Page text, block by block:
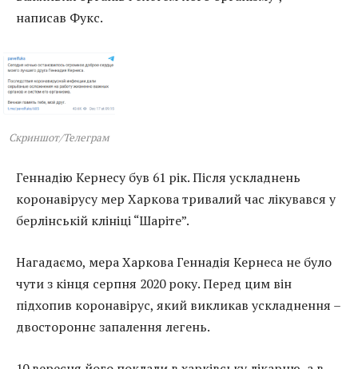
написав Фукс.
Скриншот/Телеграм
Геннадію Кернесу був 61 рік. Після ускладнень
коронавірусу мер Харкова тривалий час лікувався у
берлінській клініці “Шаріте”.
Нагадаємо, мера Харкова Геннадія Кернеса не було
чути з кінця серпня 2020 року. Перед цим він
підхопив коронавірус, який викликав ускладнення –
двостороннє запалення легень.